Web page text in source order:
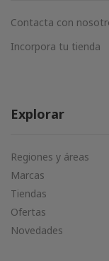
Contacta con
Incorpora tu tienda
Explorar
Regiones y áreas
Marcas
Tiendas
Ofertas
Novedades